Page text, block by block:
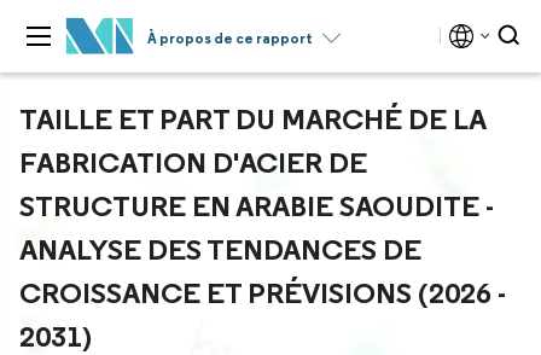
À propos de ce rapport
TAILLE ET PART DU MARCHÉ DE LA
FABRICATION D'ACIER DE
STRUCTURE EN ARABIE SAOUDITE -
ANALYSE DES TENDANCES DE
CROISSANCE ET PRÉVISIONS (2026 -
2031)